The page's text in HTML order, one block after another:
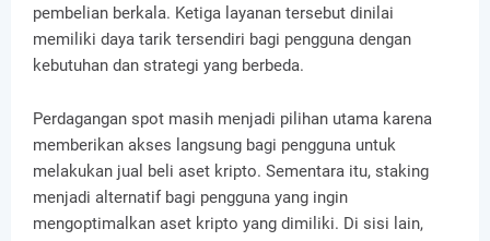
pembelian berkala. Ketiga layanan tersebut dinilai
memiliki daya tarik tersendiri bagi pengguna dengan
kebutuhan dan strategi yang berbeda.
Perdagangan spot masih menjadi pilihan utama karena
memberikan akses langsung bagi pengguna untuk
melakukan jual beli aset kripto. Sementara itu, staking
menjadi alternatif bagi pengguna yang ingin
mengoptimalkan aset kripto yang dimiliki. Di sisi lain,